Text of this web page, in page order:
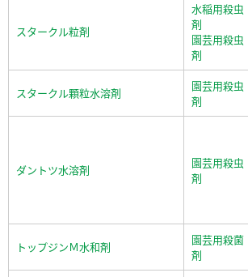
スタークル粒剤
水稲用殺虫
剤
園芸用殺虫
剤
スタークル顆粒水溶剤
園芸用殺虫
剤
ダントツ水溶剤
園芸用殺虫
剤
トップジンＭ水和剤
園芸用殺菌
剤